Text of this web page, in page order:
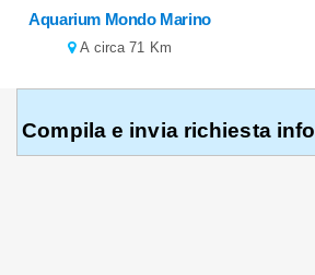
Aquarium Mondo Marino
A circa 71 Km
Compila e invia richiesta info